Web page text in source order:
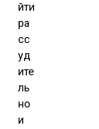
йти
ра
сс
уд
ите
ль
но
и